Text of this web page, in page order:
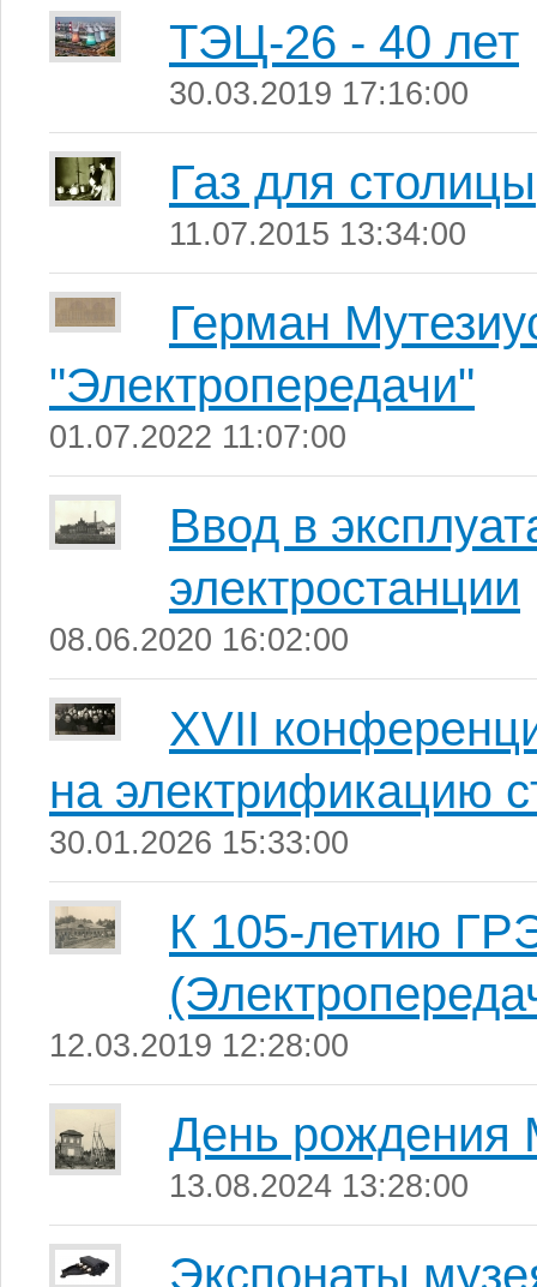
ТЭЦ-26 - 40 лет
30.03.2019 17:16:00
Газ для столицы
11.07.2015 13:34:00
Герман
"Электропередачи"
01.07.2022 11:07:00
Ввод в
электростанции
08.06.2020 16:02:00
XVII
на электрификацию
30.01.2026 15:33:00
К 105-летию
12.03.2019 12:28:00
День рождения
13.08.2024 13:28:00
Экспонаты